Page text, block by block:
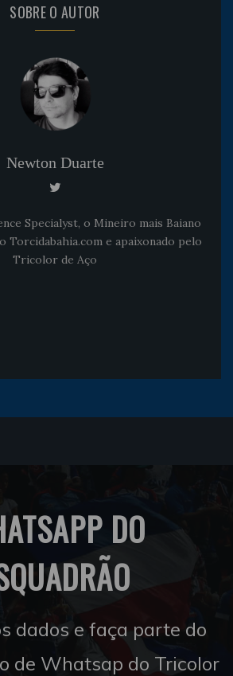
SOBRE O AUTOR
Newton Duarte
Specialyst, o Mineiro mais Baiano
Torcidabahia.com e apaixonado pelo
Tricolor de Aço
DO
dados e faça parte do
de Whatsap do Tricolor